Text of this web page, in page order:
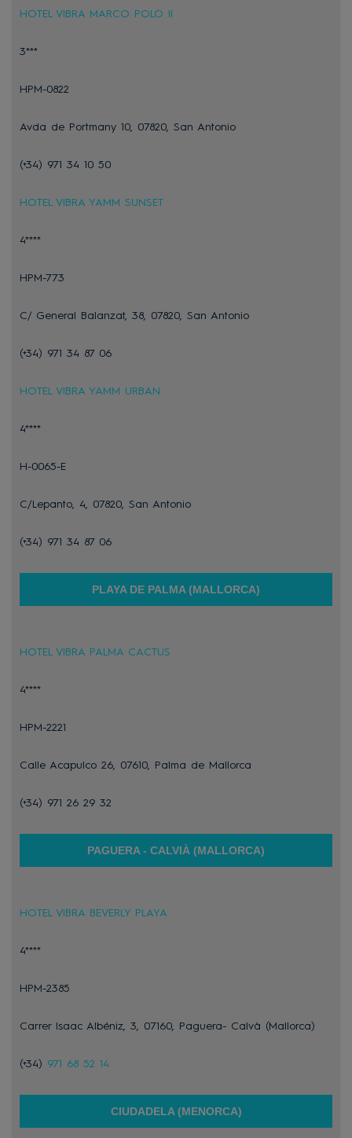
HOTEL VIBRA MARCO POLO II
3***
HPM-0822
Avda de Portmany 10, 07820, San Antonio
(+34) 971 34 10 50
HOTEL VIBRA YAMM SUNSET
4****
HPM-773
C/ General Balanzat, 38, 07820, San Antonio
(+34) 971 34 87 06
HOTEL VIBRA YAMM URBAN
4****
H-0065-E
C/Lepanto, 4, 07820, San Antonio
(+34) 971 34 87 06
PLAYA DE PALMA (MALLORCA)
HOTEL VIBRA PALMA CACTUS
4****
HPM-2221
Calle Acapulco 26, 07610, Palma de Mallorca
(+34) 971 26 29 32
PAGUERA - CALVIÀ (MALLORCA)
HOTEL VIBRA BEVERLY PLAYA
4****
HPM-2385
Carrer Isaac Albéniz, 3, 07160, Paguera- Calvà (Mallorca)
(+34) 971 68 52 14
CIUDADELA (MENORCA)